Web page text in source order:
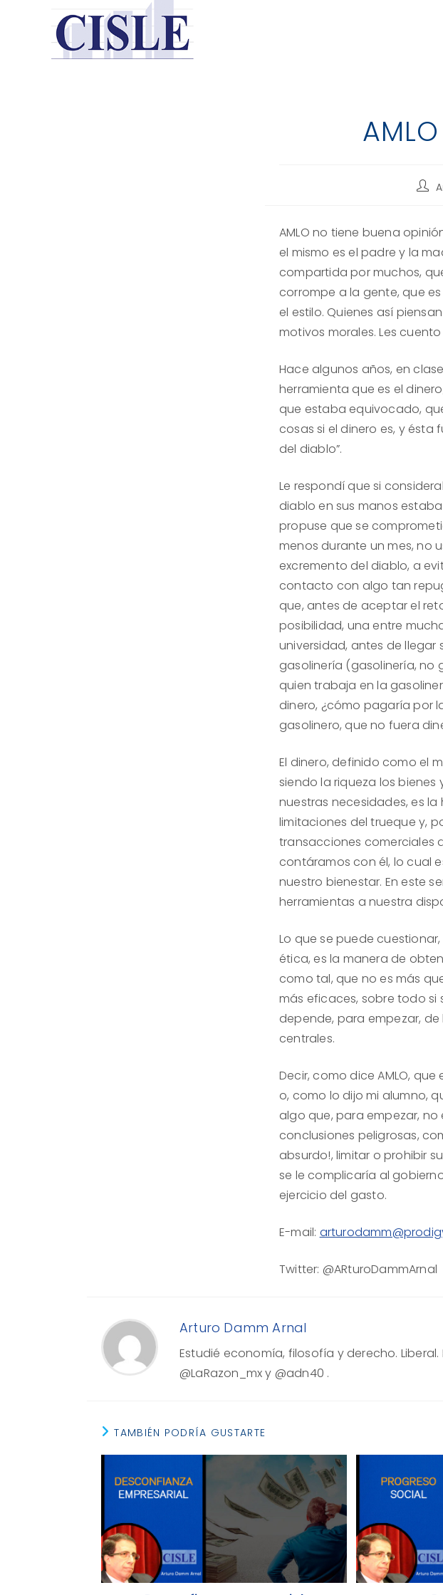
contenido
AMLO no tiene buena
el mismo es el padre y la
compartida por muchos,
corrompe a la gente, que
el estilo. Quienes así
motivos morales. Les
Hace algunos años, en
herramienta que es el
que estaba equivocado,
cosas si el dinero es, y ésta
del diablo”.
Le respondí que si
diablo en sus manos
propuse que se
menos durante un mes, no
excremento del diablo, a
contacto con algo tan
que, antes de aceptar el
posibilidad, una entre
universidad, antes de llegar
gasolinería (gasolinería, no
quien trabaja en la
dinero, ¿cómo pagaría por
gasolinero, que no fuera
El dinero, definido como el
siendo la riqueza los
nuestras necesidades, es
limitaciones del trueque y,
transacciones comerciales
contáramos con él, lo cual
nuestro bienestar. En este
herramientas a nuestra
Lo que se puede
ética, es la manera de
como tal, que no es más
más eficaces, sobre todo
depende, para empezar,
centrales.
Decir, como dice AMLO,
o, como lo dijo mi alumno,
algo que, para empezar,
conclusiones peligrosas,
absurdo!, limitar o prohibir
se le complicaría al
ejercicio del gasto.
E-mail:
Twitter: @ARturoDammArnal
Arturo Damm Arnal
Estudié economía, filosofía y derecho.
@LaRazon_mx y @adn40 .
TAMBIÉN PODRÍA GUSTARTE